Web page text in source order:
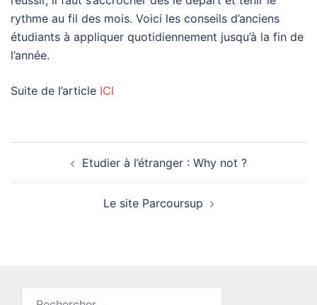
rythme au fil des mois. Voici les conseils d’anciens
étudiants à appliquer quotidiennement jusqu’à la fin de
l’année.
Suite de l’article ICI
d’article Etudier à l’étranger : Why not ?
Le site Parcoursup